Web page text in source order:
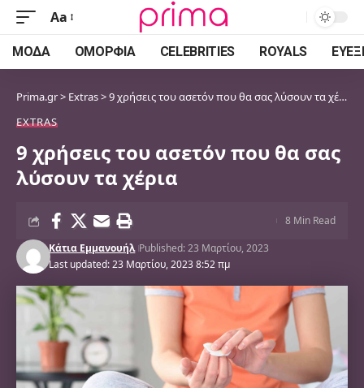
Font
Resizer
Aa
ΜΌΔΑ ΟΜΟΡΦΙΆ CELEBRITIES ROYALS
Prima.gr> Extras>9 χρήσεις του ασετόν που θα σας λύσουν τα χέρια
EXTRAS
9 χρήσεις του ασετόν που θα σας
λύσουν τα χέρια
Last updated: 23 Μαρτίου, 2023 8:52 πμ
Κάτια Εμμανουήλ Published: 23 Μαρτίου, 2023
8 Min Read